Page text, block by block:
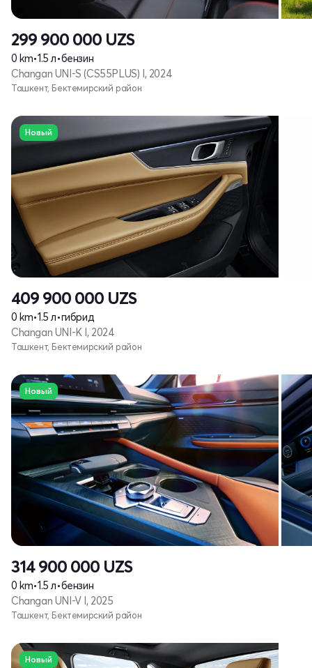
299 900 000 UZS
0 km•1.5 л•бензин
Changan UNI-S (CS55PLUS) I, 2024
Ташкент, Бектемирский район
Новый
409 900 000 UZS
0 km•1.5 л•гибрид
Changan UNI-K I, 2024
Ташкент, Бектемирский район
Новый
314 900 000 UZS
0 km•1.5 л•бензин
Changan UNI-V I, 2025
Ташкент, Бектемирский район
Новый